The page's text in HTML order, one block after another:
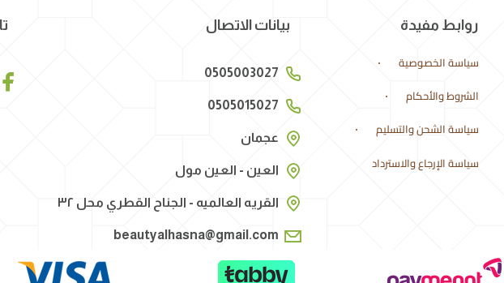
روابط مفيدة
سياسة الخصوصية
الشروط والأحكام
سياسة الشحن والتسليم
سياسة الإرجاع والاسترداد
بيانات الاتصال
0505003027
0505015027
عجمان
العين - العين مول
القريه العالميه - الجناح القطري محل ٣٢
beautyalhasna@gmail.com